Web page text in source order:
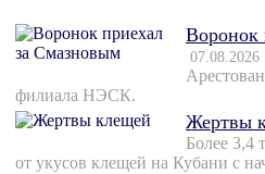
Воронок
07.08.2026
филиала НЭСК.
Жертвы
Более 3,4
от укусов клещей на Кубани с